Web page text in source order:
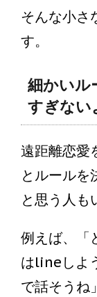
そんな小さ
す。
細かいル
すぎない
遠距離恋愛
とルールを
と思う人も
例えば、「
はlineしよ
で話そうね